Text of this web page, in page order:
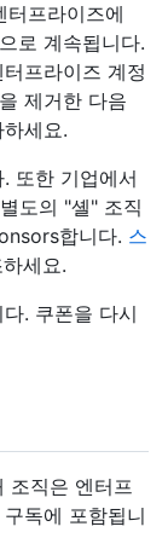
프라이즈에
로 계속됩니다.
프라이즈 계정
제거한 다음
세요.
또한 기업에서
도의 "셸" 조직
합니다. 스
세요.
. 쿠폰을 다시
조직은 엔터프
독에 포함됩니